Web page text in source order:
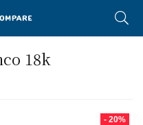
18k
- 20%